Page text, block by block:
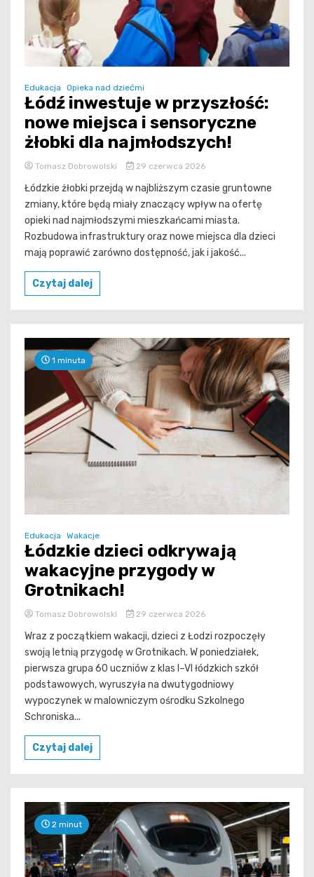
Edukacja Opieka nad dziećmi
Łódź inwestuje w przyszłość:
nowe miejsca i sensoryczne
żłobki dla najmłodszych!
Tomasz Dobrowolski 29 czerwca 2026
Łódzkie żłobki przejdą w najbliższym czasie gruntowne
zmiany, które będą miały znaczący wpływ na ofertę
opieki nad najmłodszymi mieszkańcami miasta.
Rozbudowa infrastruktury oraz nowe miejsca dla dzieci
mają poprawić zarówno dostępność, jak i jakość...
Czytaj dalej
1 minuta
Edukacja Wakacje
Łódzkie dzieci odkrywają
wakacyjne przygody w
Grotnikach!
Tomasz Dobrowolski 29 czerwca 2026
Wraz z początkiem wakacji, dzieci z Łodzi rozpoczęły
swoją letnią przygodę w Grotnikach. W poniedziałek,
pierwsza grupa 60 uczniów z klas I–VI łódzkich szkół
podstawowych, wyruszyła na dwutygodniowy
wypoczynek w malowniczym ośrodku Szkolnego
Schroniska...
Czytaj dalej
2 minut